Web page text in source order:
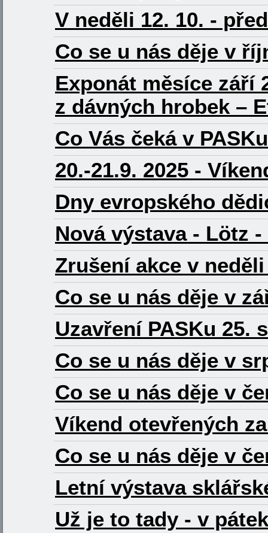
V neděli 12. 10. -
Co se u nás děje v
Exponát měsíce září
z dávných hrobek –
Co Vás čeká v
20.-21.9. 2025 -
Dny evropského
Nová výstava - Lötz
Zrušení akce v
Co se u nás děje v
Uzavření PASKu 25.
Co se u nás děje v
Co se u nás děje v
Víkend otevřených
Co se u nás děje v
Letní výstava
Už je to tady - v